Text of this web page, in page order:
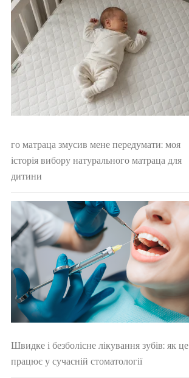
го матраца змусив мене передумати: моя
історія вибору натурального матраца для
дитини
Швидке і безболісне лікування зубів: як це
працює у сучасній стоматології